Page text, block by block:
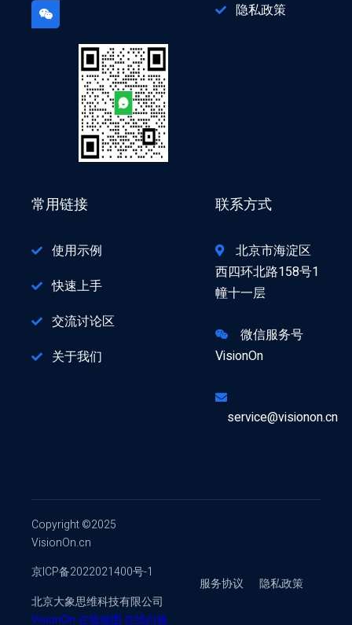
隐私政策
常用链接
使用示例
快速上手
交流讨论区
关于我们
联系方式
北京市海淀区
西四环北路158号1
幢十一层
微信服务号
VisionOn
service@visionon.cn
Copyright ©2025
VisionOn.cn
京ICP备2022021400号-1
北京大象思维科技有限公司
VisionOn在线做图在线白板
服务协议 隐私政策